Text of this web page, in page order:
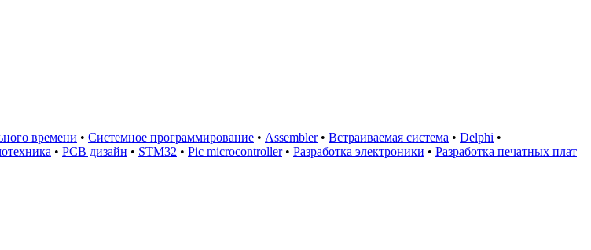
времени • Системное программирование • Assembler• Встраиваемая система • Delphi •
• PCB дизайн • STM32 • Pic microcontroller• Разработка электроники • Разработка печатных плат